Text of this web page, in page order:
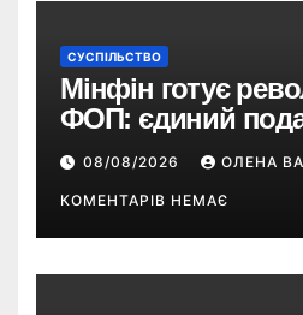
СУСПІЛЬСТВО
Мінфін готує
ФОП: єдиний
ПДВ з 2028 року та
групи
08/08/2026 ОЛЕНА
КОМЕНТАРІВ НЕМАЄ